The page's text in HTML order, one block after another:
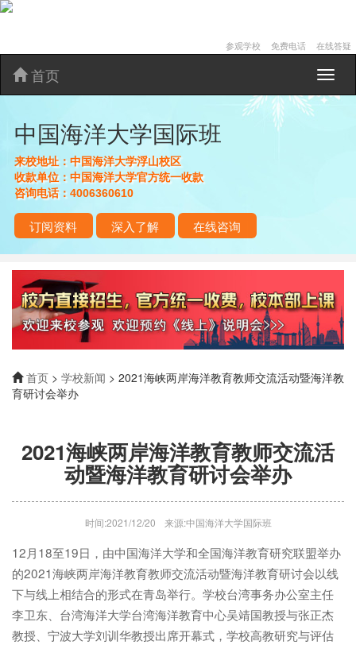
在线答疑
免费电话
参观学校
中
国
首页
中国海洋大学国际班
来校地址： 中国海洋大学浮山校区
收款单位： 中国海洋大学官方统一收款
咨询电话： 4006360610
订阅资料 深入了解 在线咨询
首页 > 学校新闻 > 2021海峡两岸海洋教育教师交流活动暨海洋教
育研讨会举办
2021海峡两岸海洋教育教师交流活
动暨海洋教育研讨会举办
时间:2021/12/20 来源:中国海洋大学国际班
12月18至19日，由中国海洋大学和全国海洋教育研究联盟举办
的2021海峡两岸海洋教育教师交流活动暨海洋教育研讨会以线
下与线上相结合的形式在青岛举行。学校台湾事务办公室主任
李卫东、台湾海洋大学台湾海洋教育中心吴靖国教授与张正杰
教授、宁波大学刘训华教授出席开幕式，学校高教研究与评估